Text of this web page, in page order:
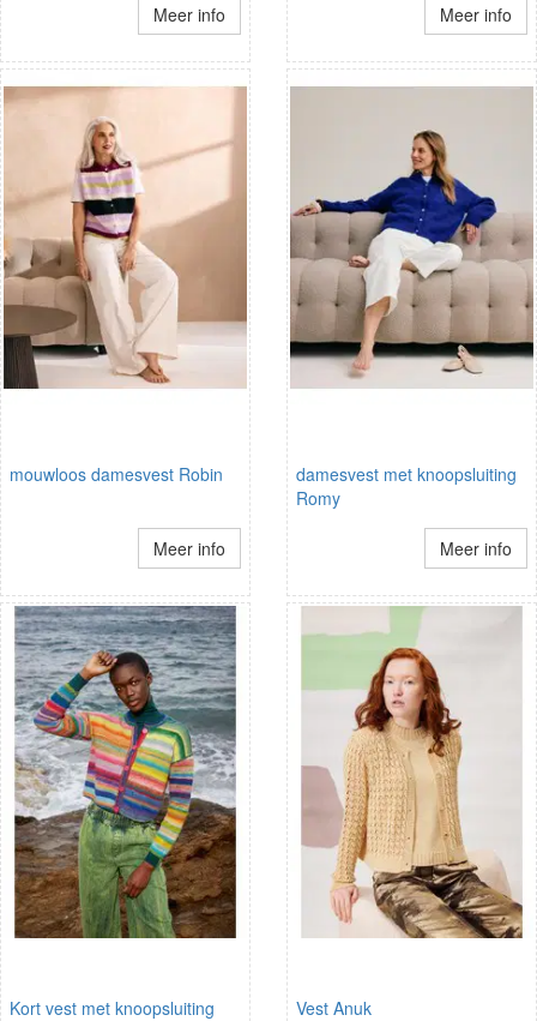
Meer info Meer info
mouwloos damesvest Robin
Meer info
damesvest met knoopsluiting
Romy
Meer info
Kort vest met knoopsluiting Vest Anuk